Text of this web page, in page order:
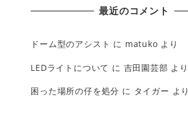
最近のコメント
ドーム型のアシスト に matuko より
LEDライトについて に 吉田園芸部 より
困った場所の仔を処分 に タイガー より